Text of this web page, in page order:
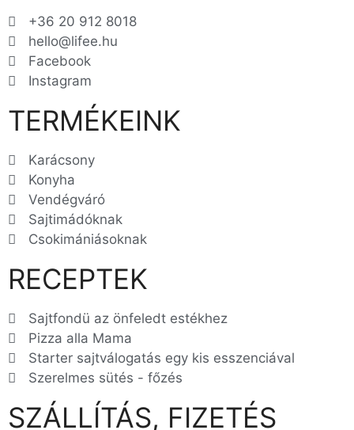
+36 20 912 8018
hello@lifee.hu
Facebook
Instagram
TERMÉKEINK
Karácsony
Konyha
Vendégváró
Sajtimádóknak
Csokimániásoknak
RECEPTEK
Sajtfondü az önfeledt estékhez
Pizza alla Mama
Starter sajtválogatás egy kis esszenciával
Szerelmes sütés - főzés
SZÁLLÍTÁS, FIZETÉS